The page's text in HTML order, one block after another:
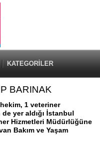
KATEGORİLER
BARINAK
1 veteriner
yer aldığı İstanbul
Hizmetleri Müdürlüğüne
Bakım ve Yaşam